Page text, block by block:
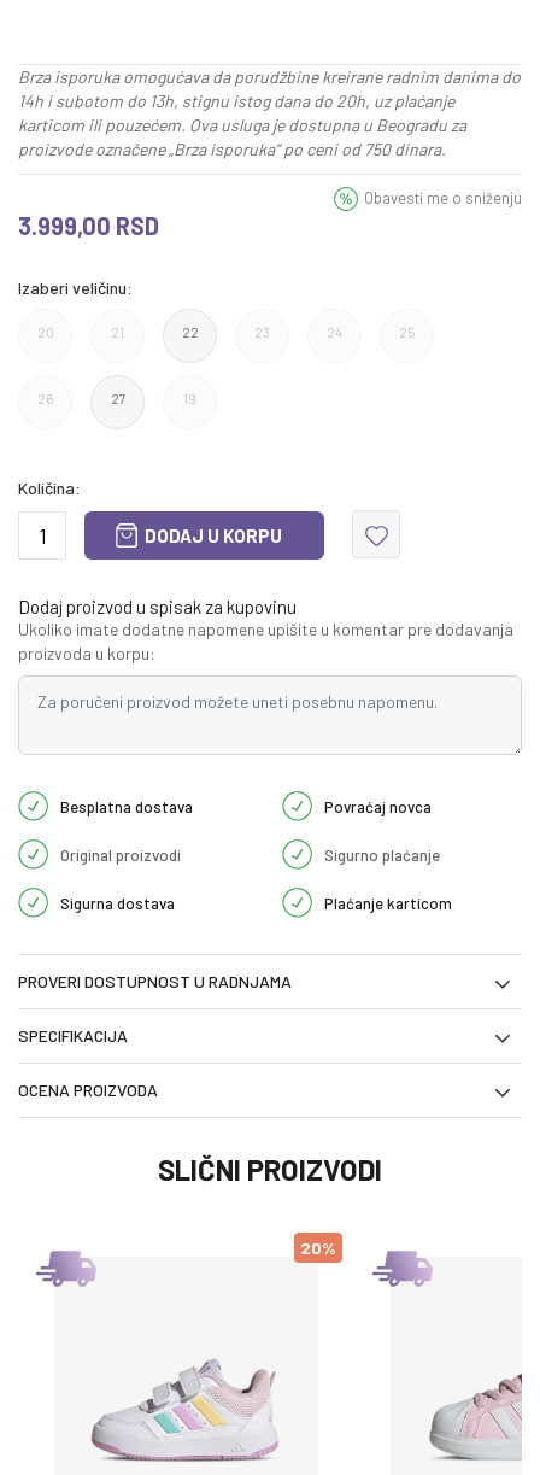
Brza isporuka omogućava da porudžbine kreirane radnim danima do
14h i subotom do 13h, stignu istog dana do 20h, uz plaćanje
karticom ili pouzećem. Ova usluga je dostupna u Beogradu za
proizvode označene „Brza isporuka“ po ceni od 750 dinara.
3.999,00 RSD
Obavesti me o sniženju
Izaberi veličinu:
20 21 22 23 24 25
26 27 19
Količina:
DODAJ U KORPU
Dodaj proizvod u spisak za kupovinu
Ukoliko imate dodatne napomene upišite u komentar pre dodavanja
proizvoda u korpu:
Besplatna dostava Povraćaj novca
Original proizvodi Sigurno plaćanje
Sigurna dostava Plaćanje karticom
PROVERI DOSTUPNOST U RADNJAMA
SPECIFIKACIJA
OCENA PROIZVODA
SLIČNI PROIZVODI
20%